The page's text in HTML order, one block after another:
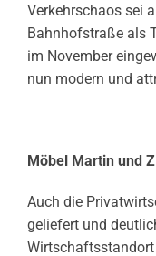
Verkehrschaos sei
Bahnhofstraße als
im November
nun modern und
Möbel Martin und
Auch die
geliefert und
Wirtschaftsstandort